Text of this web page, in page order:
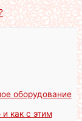
оборудование
как с этим